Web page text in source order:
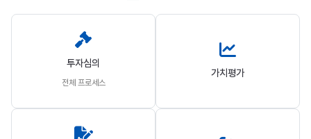
투자심의
전체 프로세스
가치평가